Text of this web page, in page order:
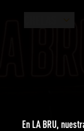
En LA BRU,